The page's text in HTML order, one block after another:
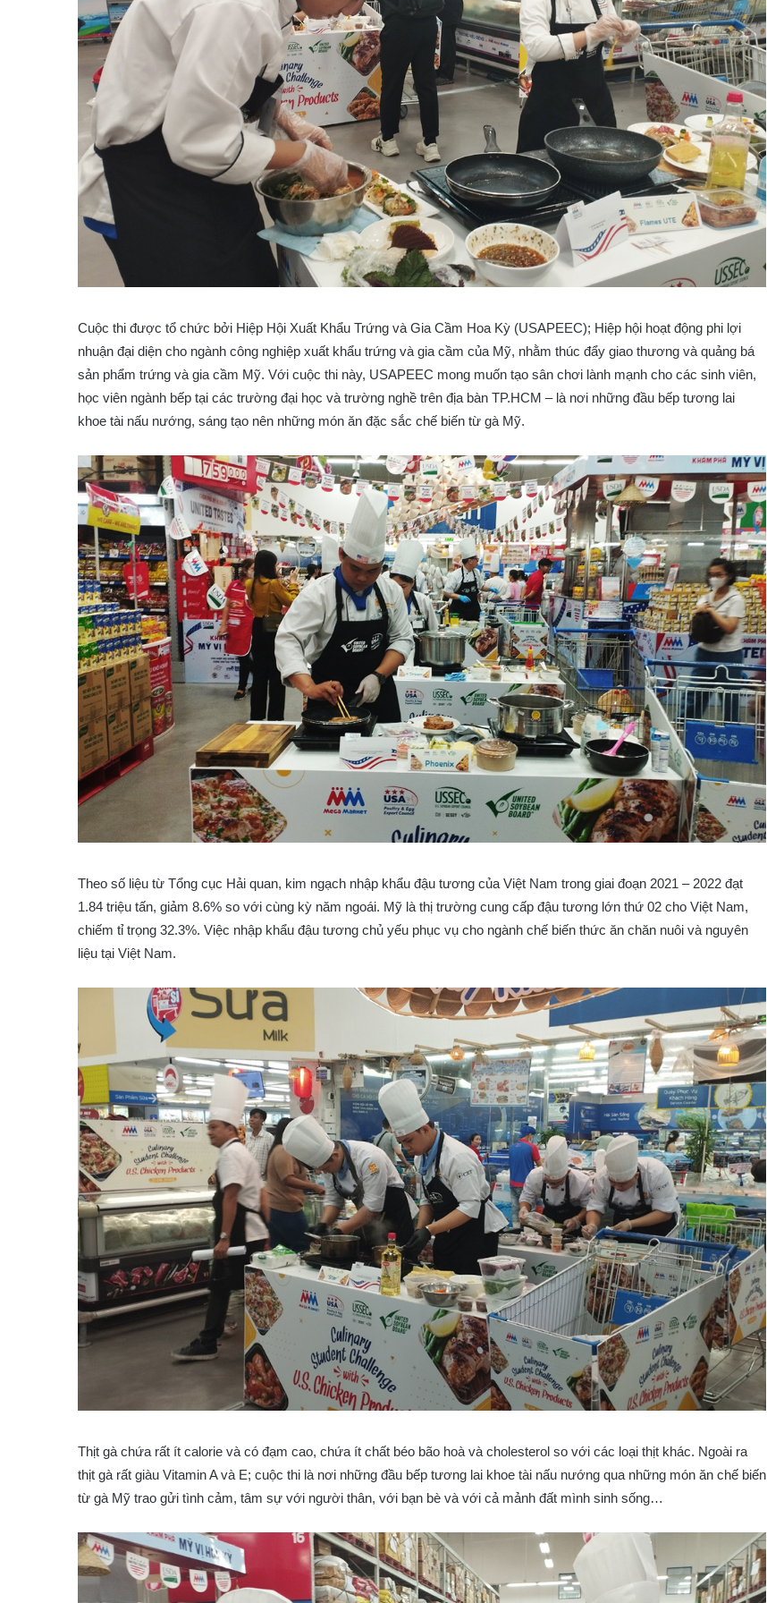
Cuộc thi được tổ chức bởi Hiệp Hội Xuất Khẩu Trứng và Gia Cầm Hoa Kỳ (USAPEEC); Hiệp hội hoạt động phi lợi
nhuận đại diện cho ngành công nghiệp xuất khẩu trứng và gia cầm của Mỹ, nhằm thúc đẩy giao thương và quảng bá
sản phẩm trứng và gia cầm Mỹ. Với cuộc thi này, USAPEEC mong muốn tạo sân chơi lành mạnh cho các sinh viên,
học viên ngành bếp tại các trường đại học và trường nghề trên địa bàn TP.HCM – là nơi những đầu bếp tương lai
khoe tài nấu nướng, sáng tạo nên những món ăn đặc sắc chế biến từ gà Mỹ.
Theo số liệu từ Tổng cục Hải quan, kim ngạch nhập khẩu đậu tương của Việt Nam trong giai đoạn 2021 – 2022 đạt
1.84 triệu tấn, giảm 8.6% so với cùng kỳ năm ngoái. Mỹ là thị trường cung cấp đậu tương lớn thứ 02 cho Việt Nam,
chiếm tỉ trọng 32.3%. Việc nhập khẩu đậu tương chủ yếu phục vụ cho ngành chế biến thức ăn chăn nuôi và nguyên
liệu tại Việt Nam.
Thịt gà chứa rất ít calorie và có đạm cao, chứa ít chất béo bão hoà và cholesterol so với các loại thịt khác. Ngoài ra
thịt gà rất giàu Vitamin A và E; cuộc thi là nơi những đầu bếp tương lai khoe tài nấu nướng qua những món ăn chế biến
từ gà Mỹ trao gửi tình cảm, tâm sự với người thân, với bạn bè và với cả mảnh đất mình sinh sống…